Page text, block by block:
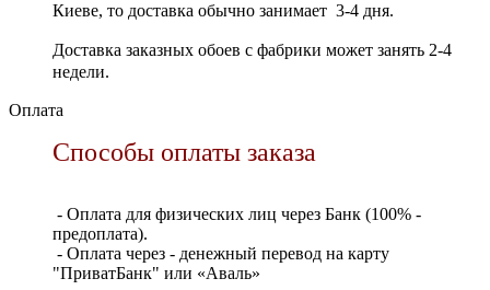
Киеве, то доставка обычно занимает 3-4 дня.
Доставка заказных обоев с фабрики может занять 2-4
недели.
Оплата
Способы оплаты заказа
- Оплата для физических лиц через Банк (100% -
предоплата).
- Оплата через - денежный перевод на карту
"ПриватБанк" или «Аваль»